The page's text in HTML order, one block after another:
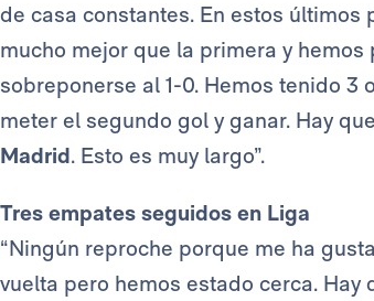
de casa constantes. En estos
mucho mejor que la primera y
sobreponerse al 1-0. Hemos tenido
meter el segundo gol y ganar. Hay
Madrid. Esto es muy largo”.
Tres empates seguidos en Liga
“Ningún reproche porque me ha
vuelta pero hemos estado cerca.